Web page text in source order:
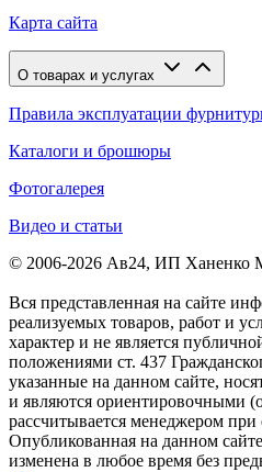
Карта сайта
О товарах и услугах
Правила эксплуатации
Каталоги и брошюры
Фотогалерея
Видео и статьи
© 2006-2026 Ав24, ИП Ханенко
Вся представленная на сайте
реализуемых товаров, работ и
характер и не является
положениями ст. 437
указанные на данном сайте,
и являются ориентировочными
рассчитывается менеджером при
Опубликованная на данном
изменена в любое время без